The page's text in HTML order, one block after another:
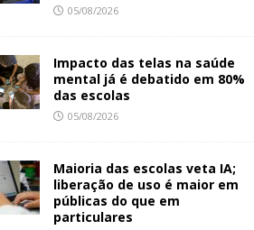
05/08/2026
Impacto das telas na saúde
mental já é debatido em 80%
das escolas
05/08/2026
Maioria das escolas veta IA;
liberação de uso é maior em
públicas do que em
particulares